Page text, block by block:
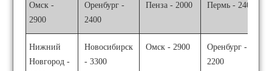
Омск -
2900
Оренбург -
2400
Пенза - 2000 Пермь - 2400
Нижний
Новгород -
Новосибирск
- 3300
Омск - 2900
Оренбург -
2200